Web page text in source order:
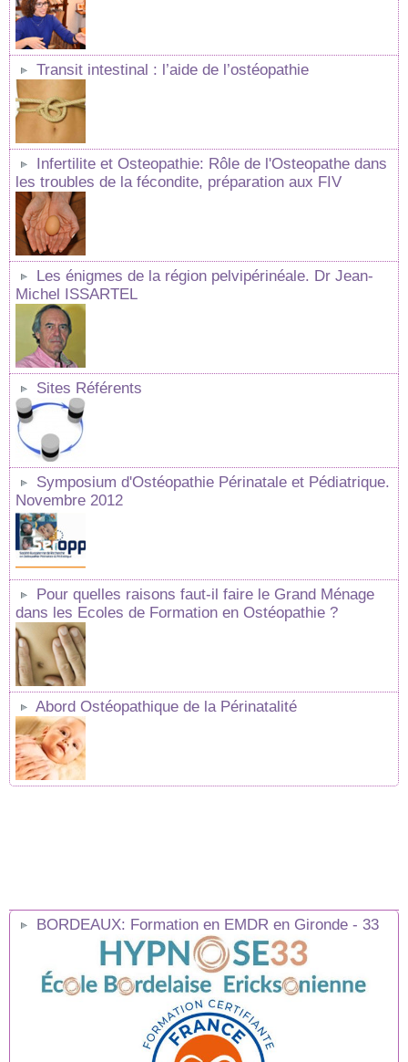
Transit intestinal : l’aide de l’ostéopathie
Infertilite et Osteopathie: Rôle de l'Osteopathe dans
les troubles de la fécondite, préparation aux FIV
Les énigmes de la région pelvipérinéale. Dr Jean-
Michel ISSARTEL
Sites Référents
Symposium d'Ostéopathie Périnatale et Pédiatrique.
Novembre 2012
Pour quelles raisons faut-il faire le Grand Ménage
dans les Ecoles de Formation en Ostéopathie ?
Abord Ostéopathique de la Périnatalité
BORDEAUX: Formation en EMDR en Gironde - 33